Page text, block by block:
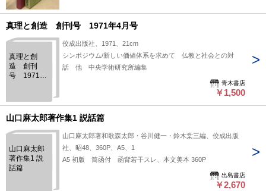
真理と創造 創刊号 1971年4月号
真理と創
造 創刊
号 1971年
佼成出版社、1971、21cm
シンポジウム/新しい価値体系を求めて 仏教と社会との対
話 他 中央学術研究所編集
青木書店
￥1,500
山口麻太郎著作集1 説話篇
山口麻太郎
著作集1 説
話篇
山口麻太郎著和歌森太郎・谷川健一・鈴木棠三編、佼成出版
社、昭48、360P、A5、1
A5 初版 筒函付 函背若干スレ、本文美本 360P
出島書店
￥2,670